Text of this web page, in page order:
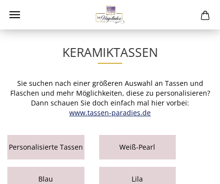
KERAMIKTASSEN
Sie suchen nach einer größeren Auswahl an Tassen und
Flaschen und mehr Möglichkeiten, diese zu personalisieren?
Dann schauen Sie doch einfach mal hier vorbei:
www.tassen-paradies.de
Personalisierte Tassen Weiß-Pearl
Blau Lila